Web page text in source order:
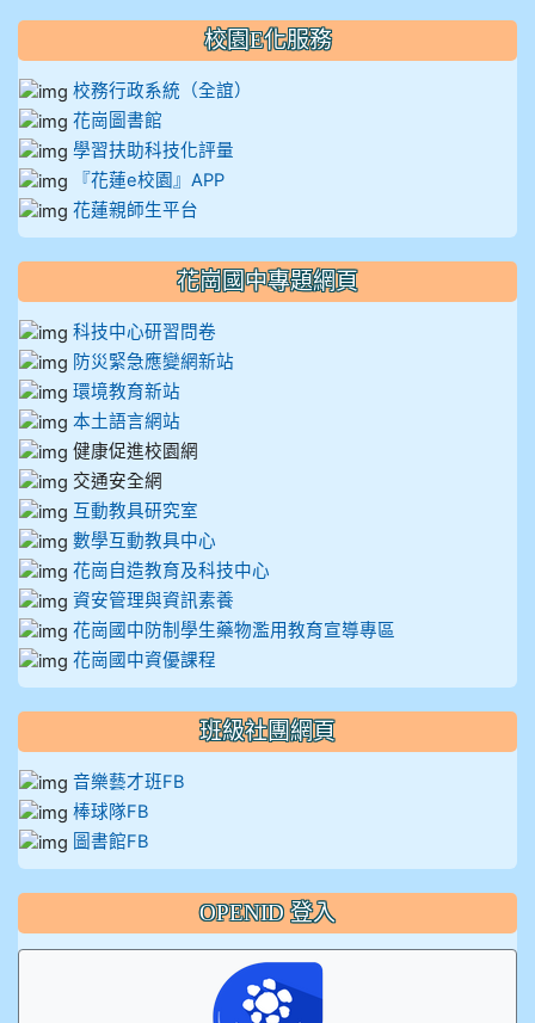
校園E化服務
校務行政系統（全誼）
花崗圖書館
學習扶助科技化評量
『花蓮e校園』APP
花蓮親師生平台
花崗國中專題網頁
科技中心研習問卷
防災緊急應變網新站
環境教育新站
本土語言網站
健康促進校園網
交通安全網
互動教具研究室
數學互動教具中心
花崗自造教育及科技中心
資安管理與資訊素養
花崗國中防制學生藥物濫用教育宣導專區
花崗國中資優課程
班級社團網頁
音樂藝才班FB
棒球隊FB
圖書館FB
OPENID 登入